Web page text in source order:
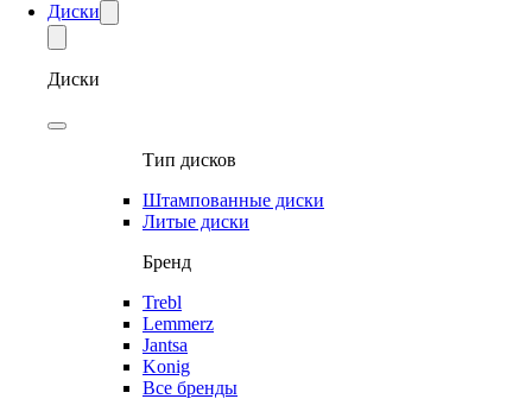
Диски
Диски
Тип дисков
Штампованные диски
Литые диски
Бренд
Trebl
Lemmerz
Jantsa
Konig
Все бренды